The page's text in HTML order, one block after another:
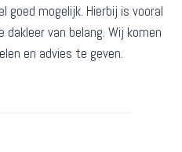
goed mogelijk. Hierbij is vooral
van belang. Wij komen
en advies te geven.